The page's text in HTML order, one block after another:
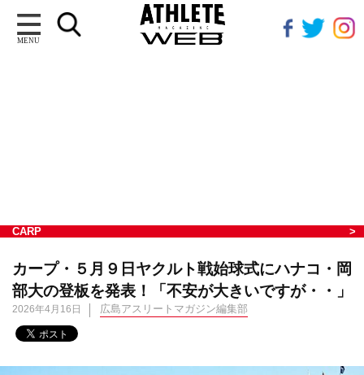
MENU
CARP
カープ・５月９日ヤクルト戦始球式にハナコ・岡
部大の登板を発表！「不安が大きいですが・・」
2026年4月16日 広島アスリートマガジン編集部